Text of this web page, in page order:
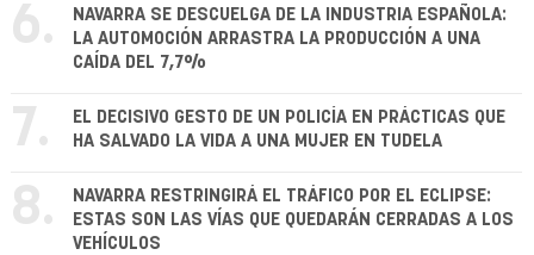
6.
NAVARRA SE DESCUELGA DE LA INDUSTRIA ESPAÑOLA:
LA AUTOMOCIÓN ARRASTRA LA PRODUCCIÓN A UNA
CAÍDA DEL 7,7%
7.
EL DECISIVO GESTO DE UN POLICÍA EN PRÁCTICAS QUE
HA SALVADO LA VIDA A UNA MUJER EN TUDELA
8.
NAVARRA RESTRINGIRÁ EL TRÁFICO POR EL ECLIPSE:
ESTAS SON LAS VÍAS QUE QUEDARÁN CERRADAS A LOS
VEHÍCULOS